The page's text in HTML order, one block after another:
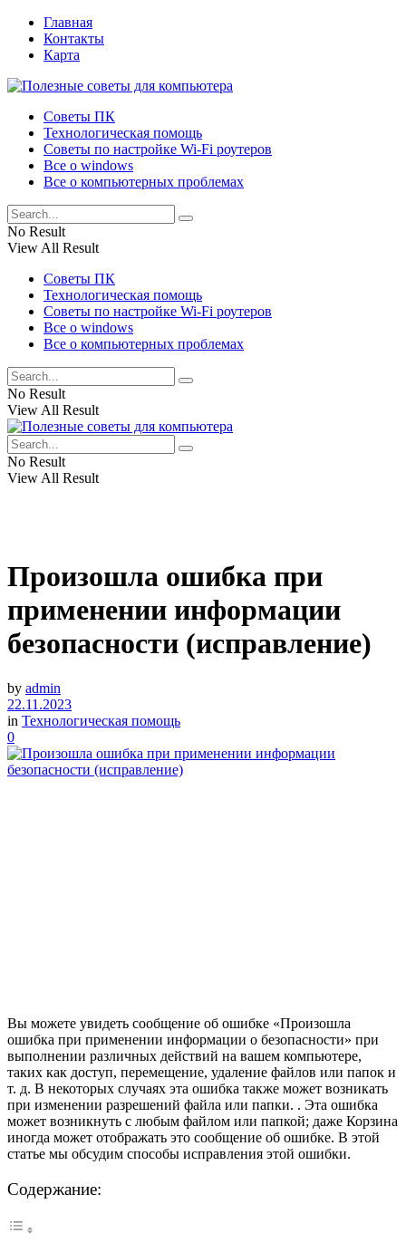
Главная
Контакты
Карта
Советы ПК
Технологическая помощь
Советы по настройке Wi-Fi роутеров
Все о windows
Все о компьютерных проблемах
No Result
View All Result
Советы ПК
Технологическая помощь
Советы по настройке Wi-Fi роутеров
Все о windows
Все о компьютерных проблемах
No Result
View All Result
No Result
View All Result
Произошла ошибка при
применении информации
безопасности (исправление)
by admin
22.11.2023
in Технологическая помощь
0
Вы можете увидеть сообщение об ошибке «Произошла
ошибка при применении информации о безопасности» при
выполнении различных действий на вашем компьютере,
таких как доступ, перемещение, удаление файлов или папок и
т. д. В некоторых случаях эта ошибка также может возникать
при изменении разрешений файла или папки. . Эта ошибка
может возникнуть с любым файлом или папкой; даже Корзина
иногда может отображать это сообщение об ошибке. В этой
статье мы обсудим способы исправления этой ошибки.
Содержание: